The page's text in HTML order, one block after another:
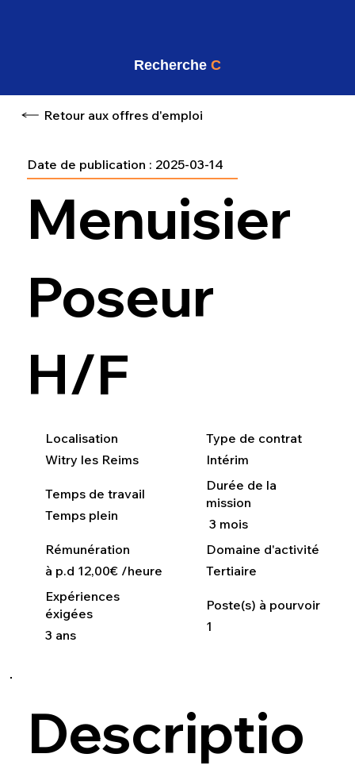
Retour aux offres d'emploi
Menuisier
Poseur
H/F
2025-03-14
Date de publication :
Rémunération
à p.d 12,00€ /heure
Domaine d'activité
Tertiaire
Expériences
éxigées
3 ans
Poste(s) à pourvoir
1
Localisation
Witry les Reims
Type de contrat
Intérim
Temps de travail
Temps plein
Durée de la
mission
3 mois
Descriptio
Recherche C